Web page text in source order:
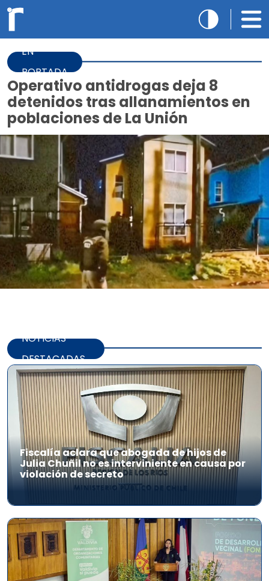
EN
PORTADA
Operativo antidrogas deja 8
detenidos tras allanamientos en
poblaciones de La Unión
NOTICIAS
DESTACADAS
Fiscalía aclara que abogada de hijos de
Julia Chuñil no es interviniente en causa por
violación de secreto